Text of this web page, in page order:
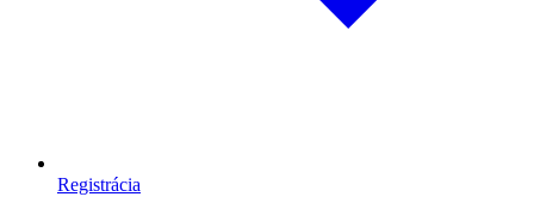
Registrácia